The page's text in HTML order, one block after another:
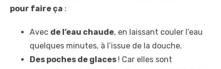
pour faire ça :
Avec de l’eau chaude, en laissant couler l’eau
quelques minutes, à l’issue de la douche.
Des poches de glaces ! Car elles sont